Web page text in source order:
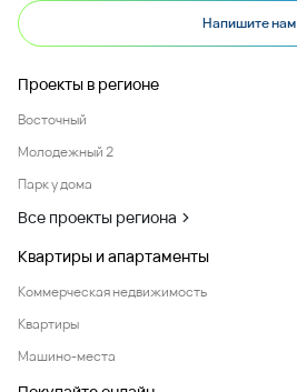
Напишите нам
Проекты в регионе
Восточный
Молодежный 2
Парк у дома
Все проекты региона
Квартиры и апартаменты
Коммерческая недвижимость
Квартиры
Машино-места